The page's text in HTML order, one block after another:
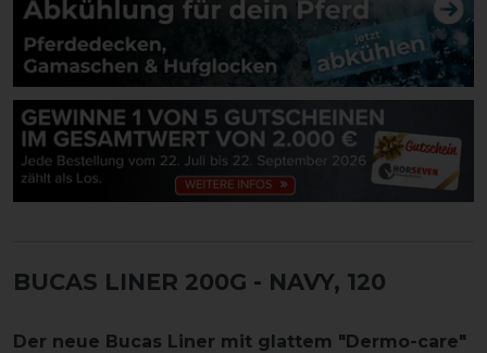
BUCAS LINER 200G - NAVY, 120
Der neue Bucas Liner mit glattem "Dermo-care"